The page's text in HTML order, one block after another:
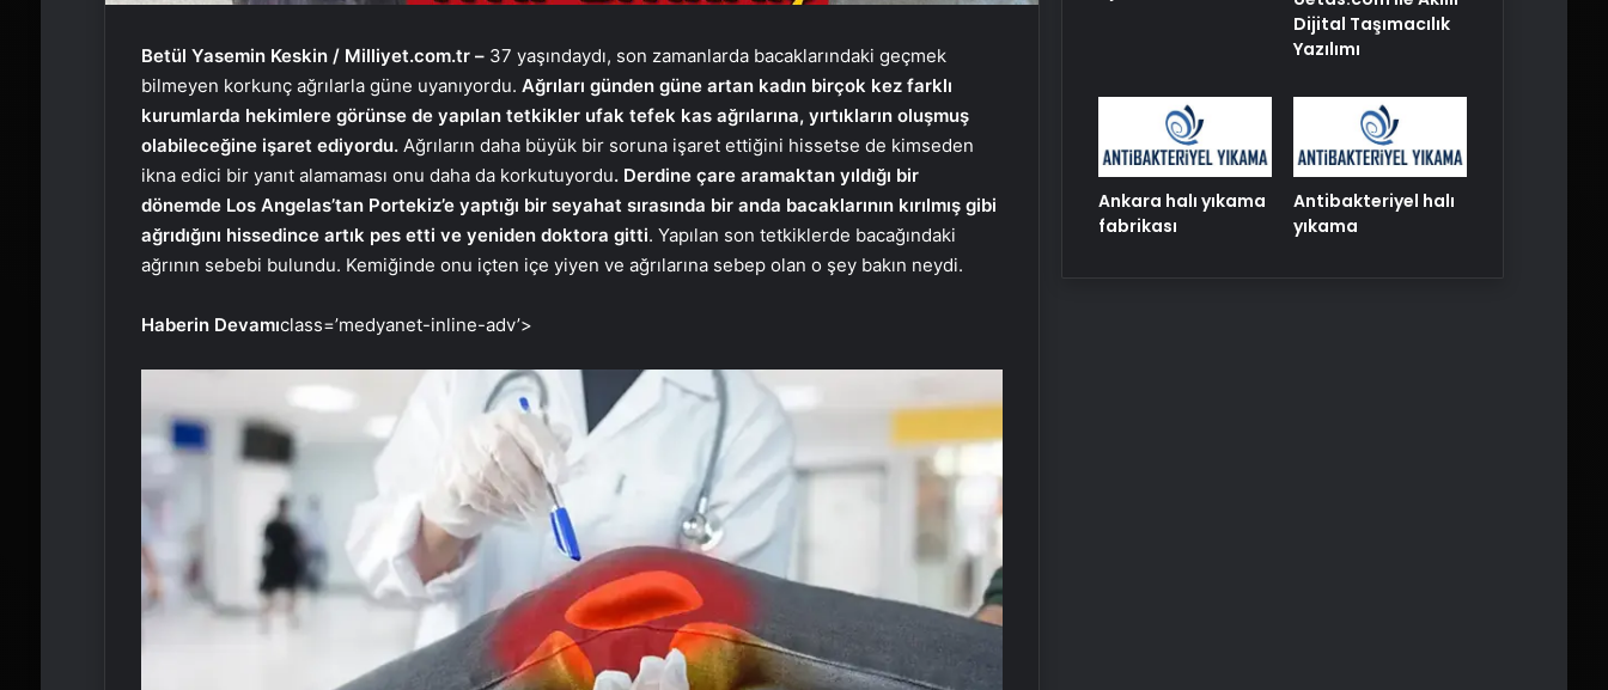
Betül Yasemin Keskin / Milliyet.com.tr – 37 yaşındaydı, son zamanlarda bacaklarındaki geçmek
bilmeyen korkunç ağrılarla güne uyanıyordu. Ağrıları günden güne artan kadın birçok kez farklı
kurumlarda hekimlere görünse de yapılan tetkikler ufak tefek kas ağrılarına, yırtıkların oluşmuş
olabileceğine işaret ediyordu.Ağrıların daha büyük bir soruna işaret ettiğini hissetse de kimseden
ikna edici bir yanıt alamaması onu daha da korkutuyordu. Derdine çare aramaktan yıldığı bir
dönemde Los Angelas’tan Portekiz’e yaptığı bir seyahat sırasında bir anda bacaklarının kırılmış gibi
ağrıdığını hissedince artık pes etti ve yeniden doktora gitti. Yapılan son tetkiklerde bacağındaki
ağrının sebebi bulundu. Kemiğinde onu içten içe yiyen ve ağrılarına sebep olan o şey bakın neydi.
Haberin Devamıclass=’medyanet-inline-adv’>
Dijital Taşımacılık
Yazılımı
Ankara halı yıkama
fabrikası
Antibakteriyel halı
yıkama